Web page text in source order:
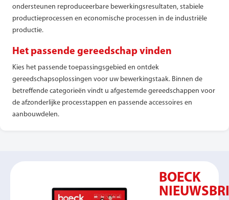
ondersteunen reproduceerbare bewerkingsresultaten, stabiele
productieprocessen en economische processen in de industriële
productie.
Het passende gereedschap vinden
Kies het passende toepassingsgebied en ontdek
gereedschapsoplossingen voor uw bewerkingstaak. Binnen de
betreffende categorieën vindt u afgestemde gereedschappen voor
de afzonderlijke processtappen en passende accessoires en
aanbouwdelen.
BOECK